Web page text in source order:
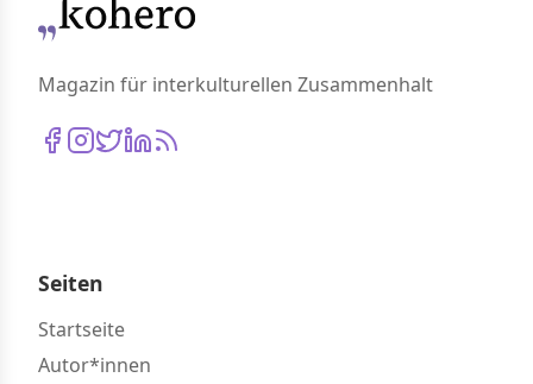
Magazin für interkulturellen Zusammenhalt
Seiten
Startseite
Autor*innen